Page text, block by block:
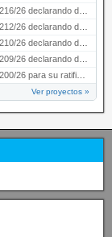
interés provincial la labor …
interés provincial el “50° A…
interés provincial el proyec…
interés provincial la presen…
para su ratificación.
Ver proyectos »